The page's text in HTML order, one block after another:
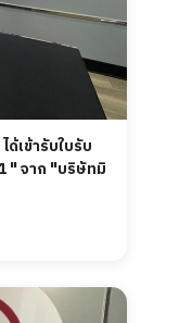
" จาก "บริษัทมิ